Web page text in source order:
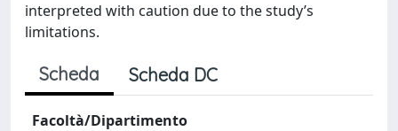
interpreted with caution due to the study’s
limitations.
Scheda Scheda DC
Facoltà/Dipartimento